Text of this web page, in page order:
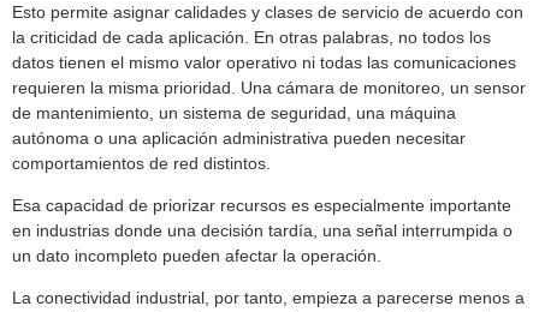
Esto permite asignar calidades y clases de servicio de acuerdo con
la criticidad de cada aplicación. En otras palabras, no todos los
datos tienen el mismo valor operativo ni todas las comunicaciones
requieren la misma prioridad. Una cámara de monitoreo, un sensor
de mantenimiento, un sistema de seguridad, una máquina
autónoma o una aplicación administrativa pueden necesitar
comportamientos de red distintos.
Esa capacidad de priorizar recursos es especialmente importante
en industrias donde una decisión tardía, una señal interrumpida o
un dato incompleto pueden afectar la operación.
La conectividad industrial, por tanto, empieza a parecerse menos a